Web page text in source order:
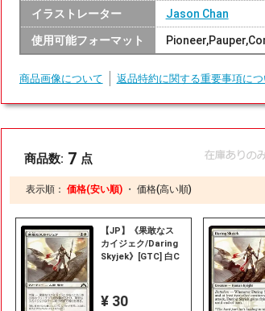
イラストレーター Jason Chan
使用可能フォーマット
商品画像について 返品特約に関する重要事項につ
商品数: 7 点
表示順： 価格(安い順) ・ 価格(高い順)
【JP】《果敢なス
カイジェク/Daring
Skyjek》[GTC] 白C
¥ 30